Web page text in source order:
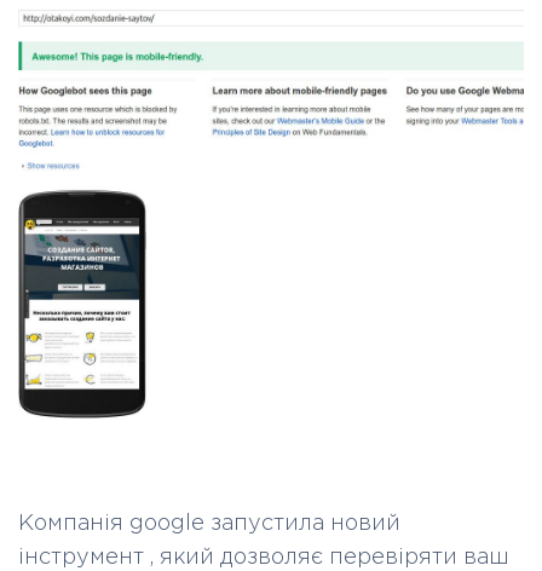
Компанія google запустила новий
інструмент , який дозволяє перевіряти ваш